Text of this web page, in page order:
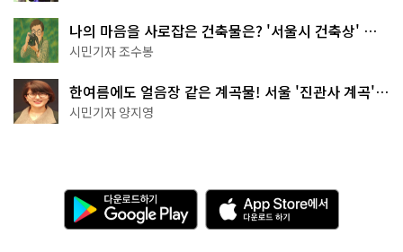
나의 마음을 사로잡은 건축물은? '서울시 건축상' 수
상작 공개!
시민기자 조수봉
한여름에도 얼음장 같은 계곡물! 서울 '진관사 계곡'이
천국이네~
시민기자 양지영
다
운
로
A
p
p